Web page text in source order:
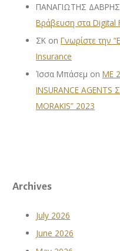
ΠΑΝΑΓΙΩΤΗΣ ΔΑΒΡΗΣ
Βράβευση στα Digital
ΣΚ onΓνωρίστε την
Insurance
Ίσσα Μπάσεμ onΜΕ 2
INSURANCE AGENTS
MORAKIS” 2023
Archives
July 2026
June 2026